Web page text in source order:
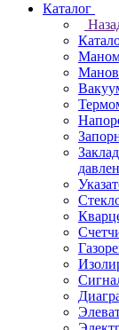
Каталог